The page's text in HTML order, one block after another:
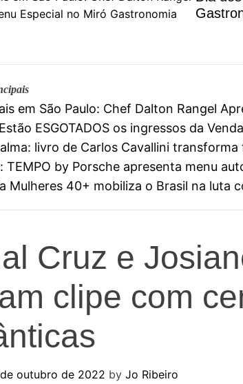
em São Paulo: Chef Dalton Rangel
ESGOTADOS os ingressos da
livro de Carlos Cavallini
TEMPO by Porsche apresenta menu
Mulheres 40+ mobiliza o Brasil na luta
Cruz e
clipe com
outubro de 2022 by Jo Ribeiro